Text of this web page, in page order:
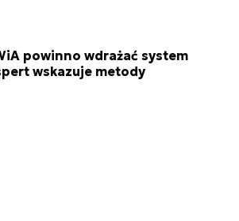
powinno wdrażać system
wskazuje metody